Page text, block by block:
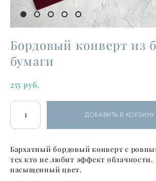
Бордовый конверт из
бумаги
255 pуб.
ДОБАВИТЬ В КОРЗИНУ
Бархатный бордовый конверт с
тех кто не любит эффект облачности.
насыщенный цвет.